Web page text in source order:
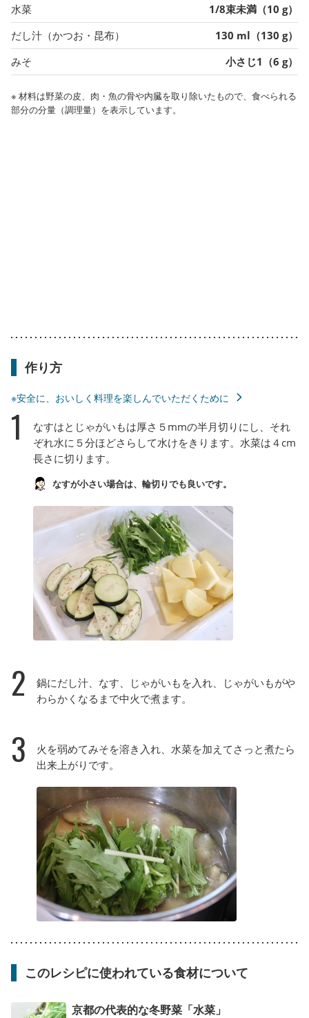
水菜
1/8束未満（10 g）
だし汁（かつお・昆布）
130 ml（130 g）
みそ
小さじ1（6 g）
※ 材料は野菜の皮、肉・魚の骨や内臓を取り除いたもので、食べられる
部分の分量（調理量）を表示しています。
作り方
※安全に、おいしく料理を楽しんでいただくために
1
なすはとじゃがいもは厚さ５mmの半月切りにし、それ
ぞれ水に５分ほどさらして水けをきります。水菜は４cm
長さに切ります。
なすが小さい場合は、輪切りでも良いです。
2
鍋にだし汁、なす、じゃがいもを入れ、じゃがいもがや
わらかくなるまで中火で煮ます。
3
火を弱めてみそを溶き入れ、水菜を加えてさっと煮たら
出来上がりです。
このレシピに使われている食材について
京都の代表的な冬野菜「水菜」